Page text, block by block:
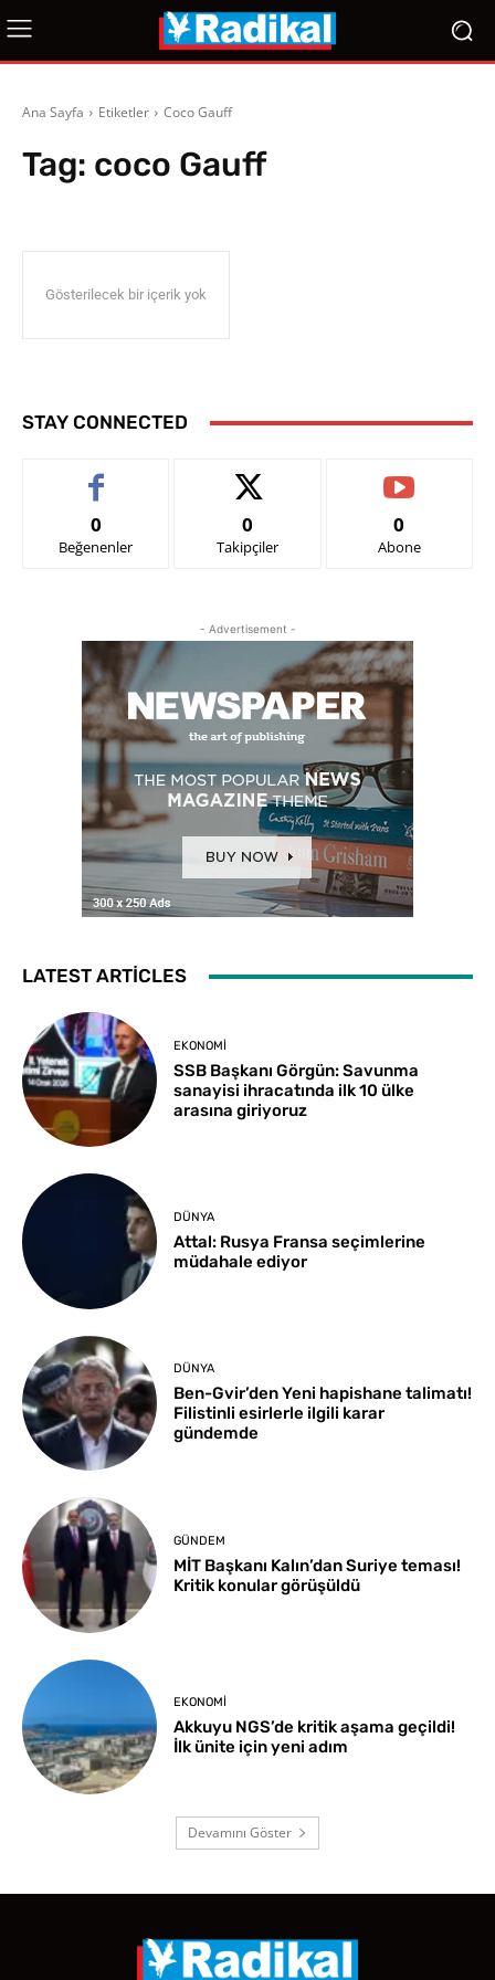
Ana Sayfa Etiketler Coco Gauff
Tag: coco Gauff
Gösterilecek bir içerik yok
STAY CONNECTED
0
Beğenenler
0
Takipçiler
0
Abone
- Advertisement -
LATEST ARTICLES
EKONOMI
SSB Başkanı Görgün: Savunma
sanayisi ihracatında ilk 10 ülke
arasına giriyoruz
DÜNYA
Attal: Rusya Fransa seçimlerine
müdahale ediyor
DÜNYA
Ben-Gvir’den Yeni hapishane talimatı!
Filistinli esirlerle ilgili karar
gündemde
GÜNDEM
MİT Başkanı Kalın’dan Suriye teması!
Kritik konular görüşüldü
EKONOMI
Akkuyu NGS’de kritik aşama geçildi!
İlk ünite için yeni adım
Devamını Göster